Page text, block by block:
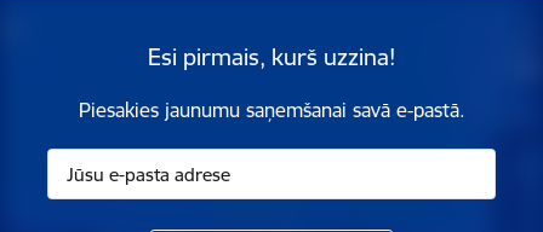
Esi pirmais, kurš uzzina!
Piesakies jaunumu saņemšanai savā e-pastā.